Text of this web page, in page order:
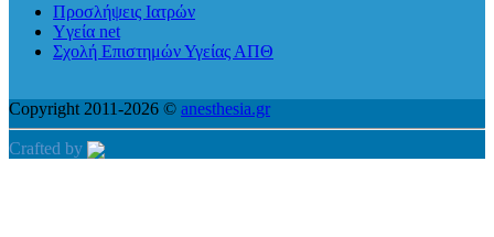
Προσλήψεις Ιατρών
Yγεία net
Σχολή Επιστημών Υγείας ΑΠΘ
Copyright 2011-2026 © anesthesia.gr
Crafted by